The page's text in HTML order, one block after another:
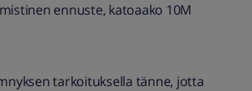
ennuste, katoaako 10M
tarkoituksella tänne, jotta